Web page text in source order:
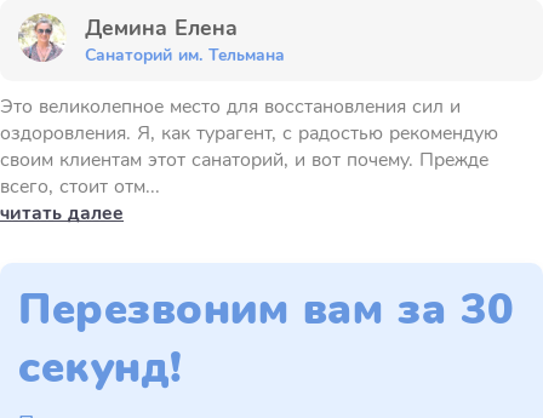
Демина Елена
Санаторий им. Тельмана
Это великолепное место для восстановления сил и
оздоровления. Я, как турагент, с радостью рекомендую
своим клиентам этот санаторий, и вот почему. Прежде
всего, стоит отм...
читать далее
Перезвоним вам за 30
секунд!